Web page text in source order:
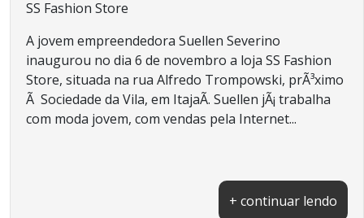
SS Fashion Store
A jovem empreendedora Suellen Severino
inaugurou no dia 6 de novembro a loja SS Fashion
Store, situada na rua Alfredo Trompowski, prÃ³ximo
Ã Sociedade da Vila, em ItajaÃ­. Suellen jÃ¡ trabalha
com moda jovem, com vendas pela Internet...
+ continuar lendo